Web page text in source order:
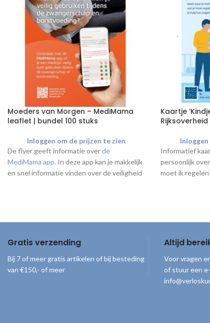
Moeders van Morgen – MediMama
leaflet | bundel 100 stuks
Inloggen om de prijzen te zien
De flyer geeft informatie overde
MediMama app. In deze app kan je makkelijk
en snel informatie vinden over de veiligheid
MediMama app is ontwikkeld door Moeders
in alle appstores. De flyer kan worden
meegegeven aan iedere zwangere of
Kaartje
Rijksoverheid
Informatief
persoonlijk
moet ik
Gratis verzending
Bij 7 of meer gratis artikelen of bij besteding
van €150,- of meer
Altijd
Voor vragen
of stuur een